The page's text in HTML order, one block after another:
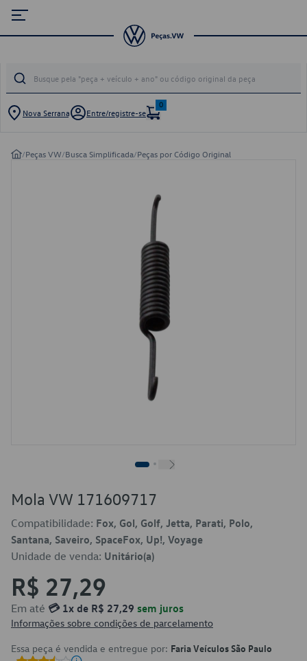
Nova Serrana Entre/registre-se
0
/Peças VW/Busca Simplificada/Peças por Código Original
Mola VW 171609717
Compatibilidade: Fox, Gol, Golf, Jetta, Parati, Polo,
Santana, Saveiro, SpaceFox, Up!, Voyage
Unidade de venda: Unitário(a)
R$ 27,29
Em até 💳 1x de R$ 27,29 sem juros
Informações sobre condições de parcelamento
Essa peça é vendida e entregue por: Faria Veículos São Paulo